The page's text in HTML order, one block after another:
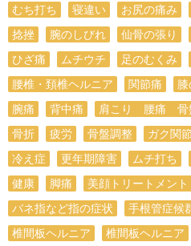
むち打ち
寝違い お尻の痛み
捻挫
腕のしびれ 仙骨の張り
ひざ痛
ムチウチ 足のむくみ
腰椎・頚椎ヘルニア
関節痛
腕痛
背中痛 肩こり 腰痛 骨
骨折
疲労 骨盤調整 ガク関
冷え症
更年期障害 ムチ打ち
健康
脚痛 美顔トリートメント
バネ指など指の症状
手根管症候
椎間板ヘルニア
椎間板ヘルニア